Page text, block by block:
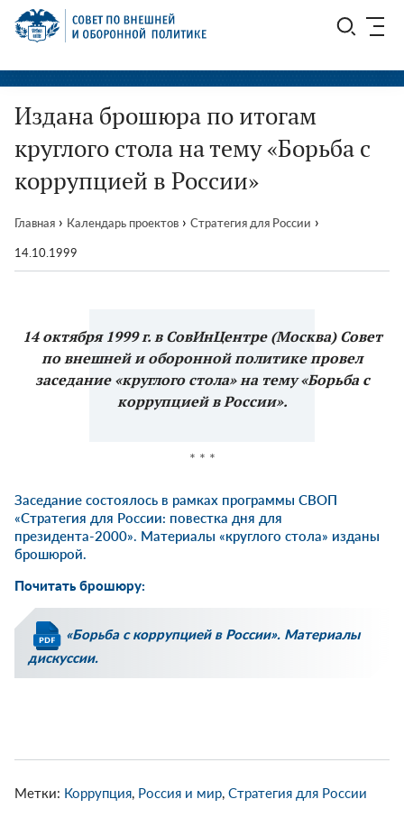
Перейти
СВОП
Издана брошюра по итогам
круглого стола на тему «Борьба с
коррупцией в России»
Главная › Календарь проектов › Стратегия для России ›
14.10.1999
14 октября 1999 г. в СовИнЦентре (Москва) Совет
по внешней и оборонной политике провел
заседание «круглого стола» на тему «Борьба с
коррупцией в России».
* * *
Заседание состоялось в рамках программы СВОП
«Стратегия для России: повестка дня для
президента-2000». Материалы «круглого стола» изданы
брошюрой.
Почитать брошюру:
«Борьба с коррупцией в России». Материалы
дискуссии.
Метки: Коррупция, Россия и мир, Стратегия для России